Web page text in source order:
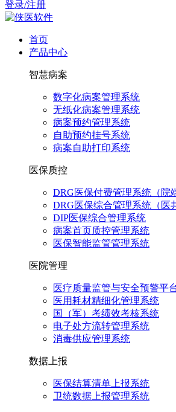
登录/注册
首页
产品中心
智慧病案
数字化病案管理系统
无纸化病案管理系统
病案预约管理系统
自助预约挂号系统
病案自助打印系统
医保质控
DRG医保付费管理系统（院
DRG医保综合管理系统（医
DIP医保综合管理系统
病案首页质控管理系统
医保智能监管管理系统
医院管理
医疗质量监管与安全预警平
医用耗材精细化管理系统
国（军）考绩效考核系统
电子处方流转管理系统
消毒供应管理系统
数据上报
医保结算清单上报系统
卫统数据上报管理系统